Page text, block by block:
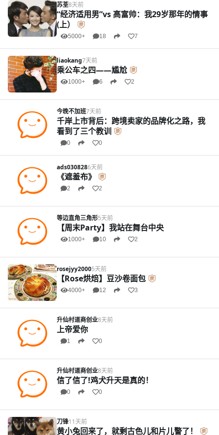
苏荃8天前
“经济适用男”vs 高富帅：我29岁那年的情事
(上）
5000+ 18 7
liaokang7天前
乘公车之四——尴尬
1000+ 6 2
今晚不加班7天前
千岸上市背后：跨境卖家的品牌化之路，我
看到了三个教训
0 0
ads0308286天前
《遮羞布》
2 2
等边直角三角形5天前
【周末Party】我站在舞台中央
1000+ 10 2
rosejyy20005天前
【Rose烘焙】豆沙卷面包
4000+ 12 3
升仙村道商创业8天前
上帝爱你
1 0
升仙村道商创业8天前
信了信了!鸡犬升天是真的！
0 0
刀锋11天前
黄小兔回来了，就剩古色儿和片儿警了！